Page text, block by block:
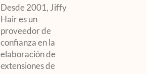
Desde 2001, Jiffy
Hair es un
proveedor de
confianza en la
elaboración de
extensiones de